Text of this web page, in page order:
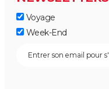
Voyage
Week-End